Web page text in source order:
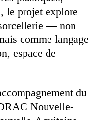
le projet explore
— non
comme langage
espace de
du
Nouvelle-